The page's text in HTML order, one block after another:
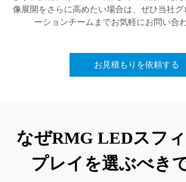
像展開をさらに高めたい場合は、ぜひ当社
ーションチームまでお気軽にお問い合
お見積もりを依頼する
なぜRMG LEDスフ
プレイを選ぶべき